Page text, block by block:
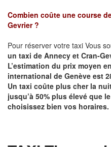
Combien coûte une course
Gevrier ?
Pour réserver votre taxi Vous
un taxi de Annecy et Cran-
L’estimation du prix moyen
international de Genève est
Un taxi coûte plus cher la
jusqu’à 50% plus élevé que
choisissez bien vos horaires.